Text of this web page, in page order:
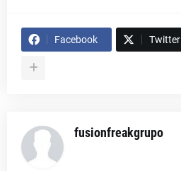
Facebook Twitter
fusionfreakgrupo